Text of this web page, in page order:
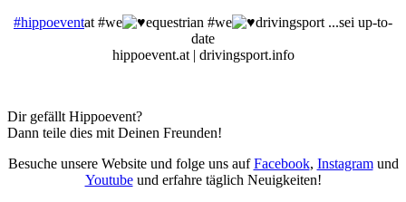
#hippoeventat #we equestrian #we
drivingsport ...sei up-to-
date
hippoevent.at | drivingsport.info
Dir gefällt Hippoevent?
Dann teile dies mit Deinen Freunden!
Besuche unsere Website und folge uns aufFacebook, Instagramund
Youtubeund erfahre täglich Neuigkeiten!